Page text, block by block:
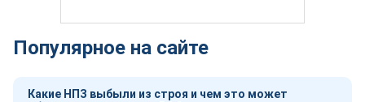
Популярное на сайте
Какие НПЗ выбыли из строя и чем это может